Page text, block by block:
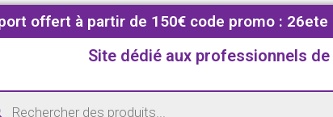
offert à partir de 150€ code promo :
Site dédié aux professionnels